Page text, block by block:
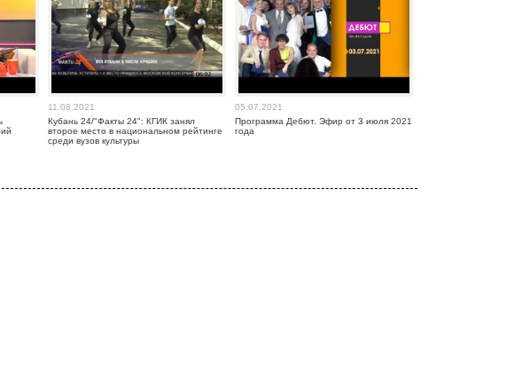
11.08.2021
Кубань 24/"Факты 24": КГИК занял
второе место в национальном рейтинге
среди вузов культуры
05.07.2021
Программа Дебют. Эфир от 3 июля 2021
года